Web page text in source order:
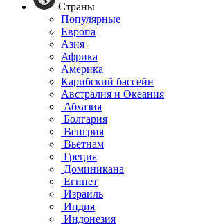
Страны
Популярные
Европа
Азия
Африка
Америка
Карибский бассейн
Австралия и Океания
Абхазия
Болгария
Венгрия
Вьетнам
Греция
Доминикана
Египет
Израиль
Индия
Индонезия